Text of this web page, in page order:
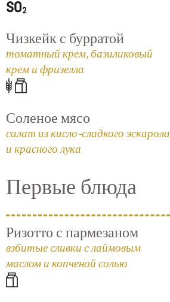
Чизкейк с бурратой
томатный крем, базиликовый
крем и фризелла
Соленое мясо
салат из кисло-сладкого эскарола
и красного лука
Первые блюда
Ризотто с пармезаном
взбитые сливки с лаймовым
маслом и копченой солью